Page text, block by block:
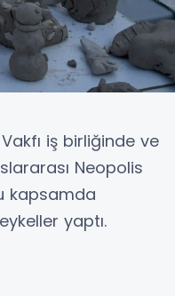
iş birliğinde ve
Neopolis
kapsamda
yaptı.